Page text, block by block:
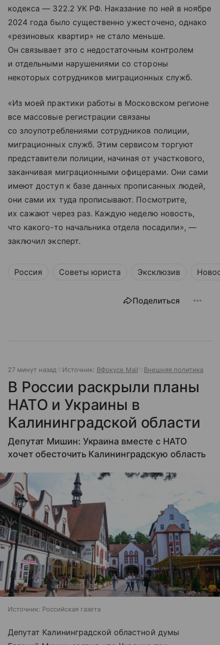
кодекса — 322.2 УК РФ. Наказание по ней в ноябре
2024 года было существенно ужесточено, однако
«резиновых квартир» не стало меньше.
Он связывает это с недостаточным контролем
и отдельными нарушениями со стороны
некоторых сотрудников миграционных служб.
«Из моей практики работы в Московском регионе
все массовые регистрации связаны
со злоупотреблениями сотрудников полиции,
миграционных служб. Этим сервисом торгуют
представители полиции, начиная от участкового,
заканчивая миграционными офицерами. Они сами
имеют доступ к базе данных прописанных людей,
они сами их туда прописывают. Посмотрите,
их сажают через раз. Каждую неделю новость,
что какого-то начальника отдела посадили», —
заключил эксперт.
Россия Советы юриста Эксклюзив
Поделиться
27 минут назад Источник: ВФокусе Mail Внешняя политика
В России раскрыли планы
НАТО и Украины в
Калининградской области
Депутат Мишин: Украина вместе с НАТО
хочет обесточить Калининградскую область
Источник: Российская газета
Депутат Калининградской областной думы